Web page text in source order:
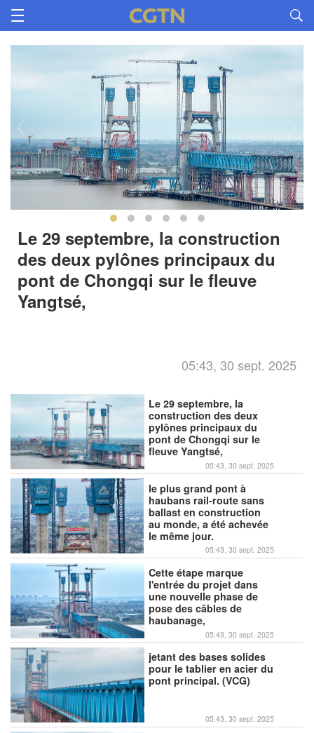
Le 29 septembre, la construction
des deux pylônes principaux du
pont de Chongqi sur le fleuve
Yangtsé,
05:43, 30 sept. 2025
Le 29 septembre, la
construction des deux
pylônes principaux du
pont de Chongqi sur le
fleuve Yangtsé,
05:43, 30 sept. 2025
le plus grand pont à
haubans rail-route sans
ballast en construction
au monde, a été achevée
le même jour.
05:43, 30 sept. 2025
Cette étape marque
l'entrée du projet dans
une nouvelle phase de
pose des câbles de
haubanage,
05:43, 30 sept. 2025
jetant des bases solides
pour le tablier en acier du
pont principal. (VCG)
05:43, 30 sept. 2025